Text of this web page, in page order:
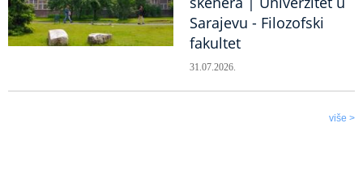
Sarajevu - Filozofski
fakultet
31.07.2026.
više >